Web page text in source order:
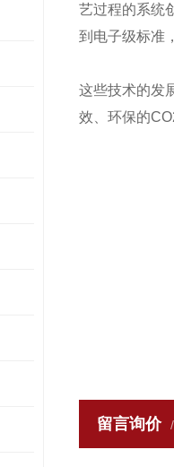
艺过程的系统
到电子级标准
这些技术的发
效、环保的
留言询价